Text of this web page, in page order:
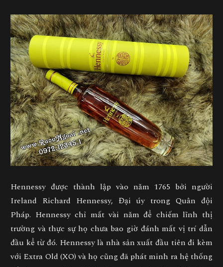
Hennessy được thành lập vào năm 1765 bởi người
Ireland Richard Hennessy, Đại úy trong Quân đội
Pháp. Hennessy chỉ mất vài năm để chiếm lĩnh thị
trường và thực sự họ chưa bao giờ đánh mất vị trí dẫn
đầu kể từ đó. Hennessy là nhà sản xuất đầu tiên đi kèm
với Extra Old (XO) và họ cũng đã phát minh ra hệ thống